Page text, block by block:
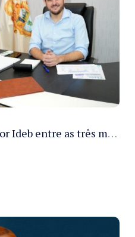
Manaus alcança o melhor Ideb entre as três maiores redes municipais do país em 2025 com avanço na aprendizagem